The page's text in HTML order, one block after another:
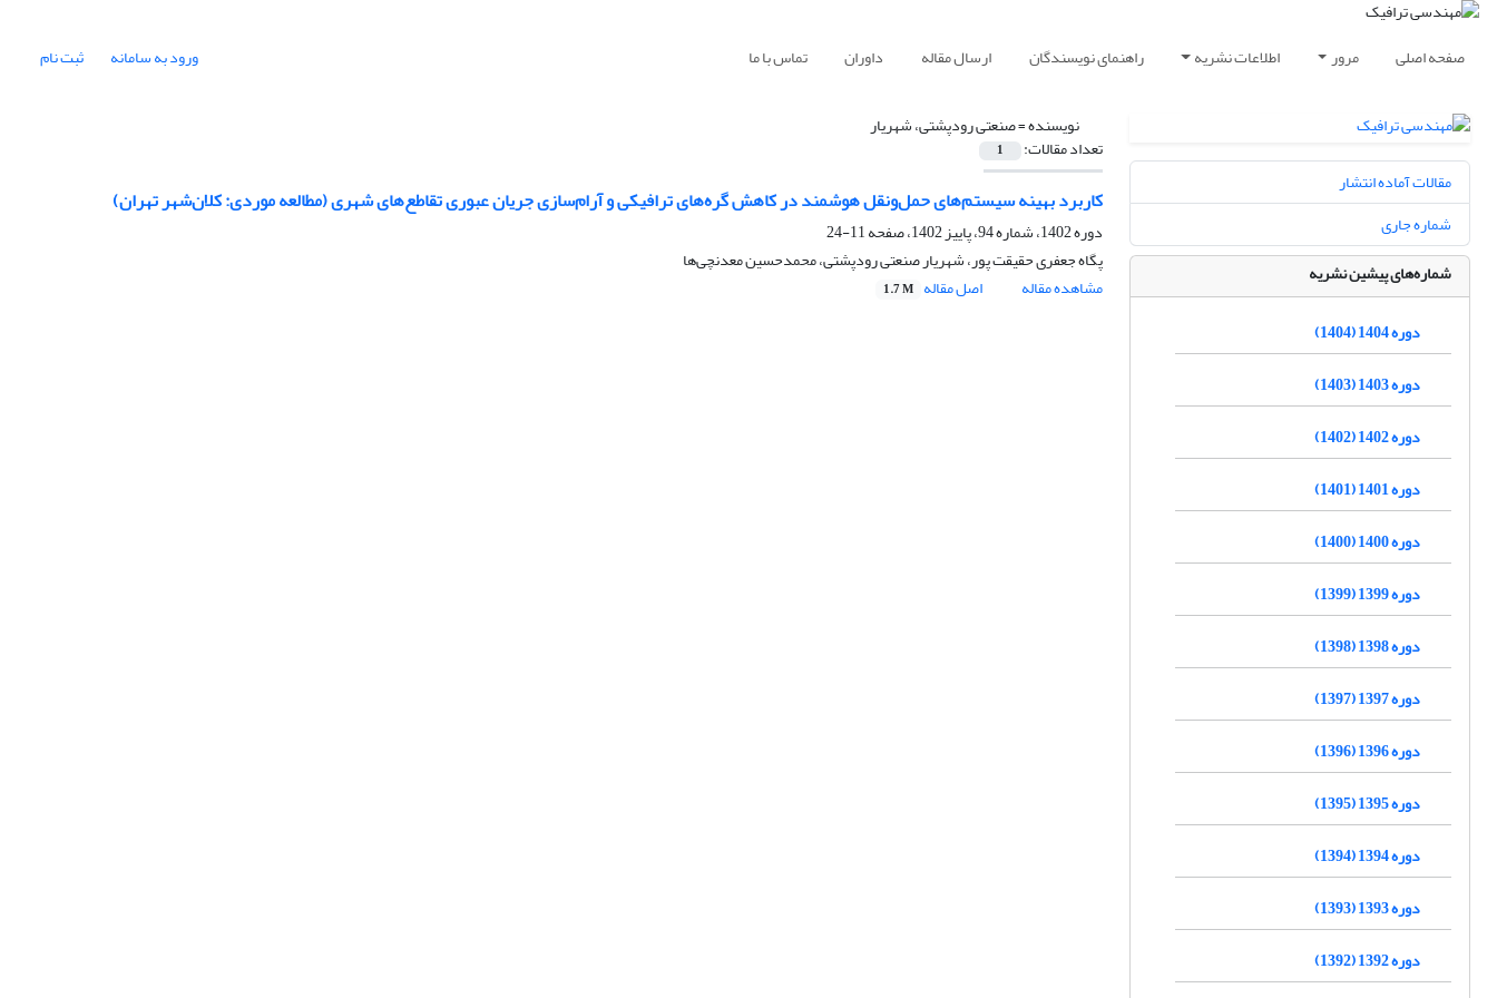
صفحه اصلی مرور اطلاعات نشریه راهنمای نویسندگان ارسال مقاله داوران تماس با ما ورود به سامانه ثبت نام
نویسنده =صنعتی رودپشتی، شهریار
تعداد مقالات: 1
کاربرد بهینه سیستم‌های حمل‌ونقل هوشمند در کاهش گره‌های ترافیکی و آرام‌سازی جریان عبوری تقاطع‌های شهری (مطالعه موردی: کلان‌شهر تهران)
دوره 1402، شماره 94، پاییز 1402، صفحه
11-24
پگاه جعفری حقیقت پور، شهریار صنعتی رودپشتی، محمدحسین معدنچی‌ها
مشاهده مقاله
اصل مقاله 1.7 M
مقالات آماده انتشار
شماره جاری
شماره‌های پیشین نشریه
دوره 1404 (1404)
دوره 1403 (1403)
دوره 1402 (1402)
دوره 1401 (1401)
دوره 1400 (1400)
دوره 1399 (1399)
دوره 1398 (1398)
دوره 1397 (1397)
دوره 1396 (1396)
دوره 1395 (1395)
دوره 1394 (1394)
دوره 1393 (1393)
دوره 1392 (1392)